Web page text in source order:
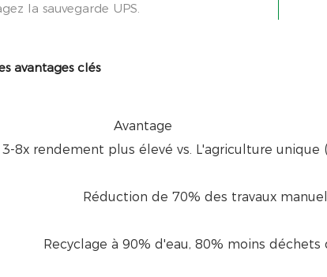
la sauvegarde UPS.
avantages clés
plus élevé vs. L'agriculture unique
Réduction de 70% des travaux manuels
à 90% d'eau, 80% moins déchets